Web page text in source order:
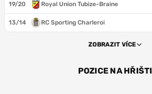
19/20 Royal Union Tubize-Braine
13/14 RC Sporting Charleroi
ZOBRAZIT VÍCE
POZICE NA HŘIŠTI